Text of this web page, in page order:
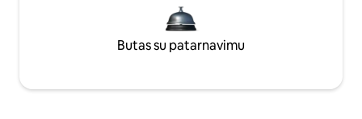
Butas su patarnavimu